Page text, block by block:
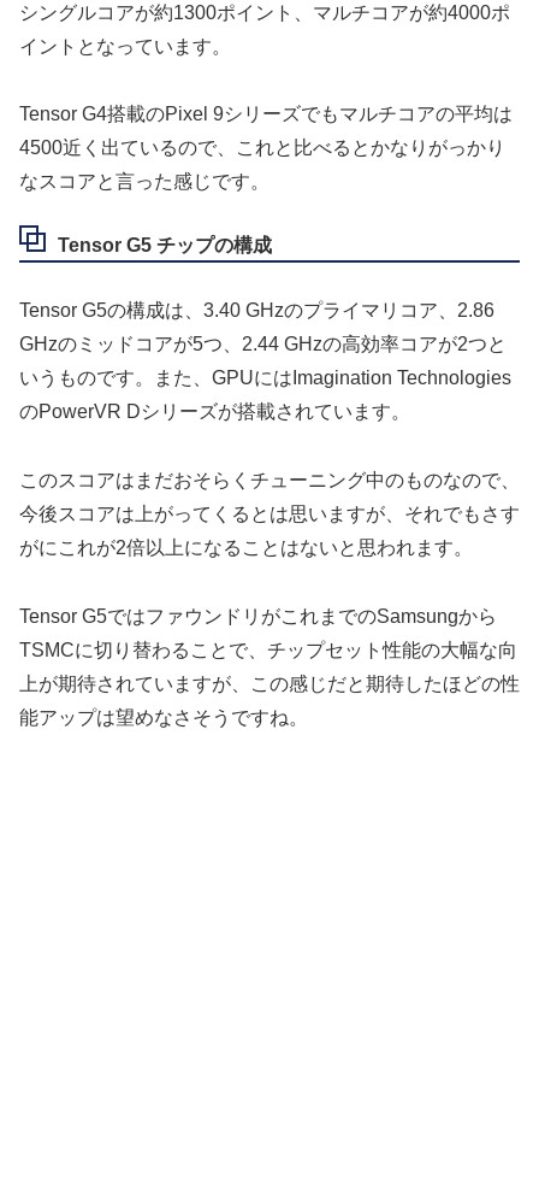
シングルコアが約1300ポイント、マルチコアが約4000ポ
イントとなっています。
Tensor G4搭載のPixel 9シリーズでもマルチコアの平均は
4500近く出ているので、これと比べるとかなりがっかり
なスコアと言った感じです。
Tensor G5 チップの構成
Tensor G5の構成は、3.40 GHzのプライマリコア、2.86
GHzのミッドコアが5つ、2.44 GHzの高効率コアが2つと
いうものです。また、GPUにはImagination Technologies
のPowerVR Dシリーズが搭載されています。
このスコアはまだおそらくチューニング中のものなので、
今後スコアは上がってくるとは思いますが、それでもさす
がにこれが2倍以上になることはないと思われます。
Tensor G5ではファウンドリがこれまでのSamsungから
TSMCに切り替わることで、チップセット性能の大幅な向
上が期待されていますが、この感じだと期待したほどの性
能アップは望めなさそうですね。